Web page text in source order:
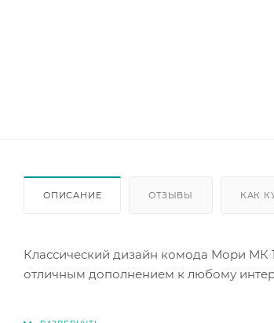
ОПИСАНИЕ ОТЗЫВЫ КАК
Классический дизайн комода Мори МК
отличным дополнением к любому